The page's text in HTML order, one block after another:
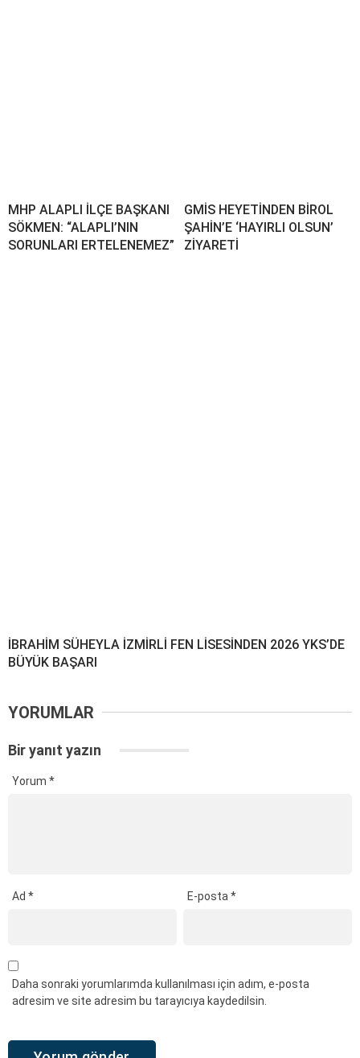
MHP ALAPLI İLÇE BAŞKANI
SÖKMEN: “ALAPLI’NIN
SORUNLARI ERTELENEMEZ”
GMİS HEYETİNDEN BİROL
ŞAHİN’E ‘HAYIRLI OLSUN’
ZİYARETİ
İBRAHİM SÜHEYLA İZMİRLİ FEN LİSESİNDEN 2026 YKS’DE
BÜYÜK BAŞARI
YORUMLAR
Bir yanıt yazın
Yorum *
Ad * E-posta*
Daha sonraki yorumlarımda kullanılması için adım, e-posta
adresim ve site adresim bu tarayıcıya kaydedilsin.